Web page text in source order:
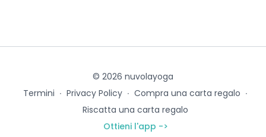
© 2026 nuvolayoga
Termini ∙ Privacy Policy ∙ Compra una carta regalo ∙
Riscatta una carta regalo
Ottieni l'app ->